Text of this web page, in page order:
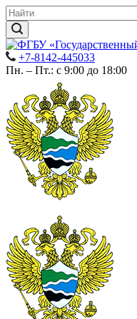
+7-8142-445033
Пн. – Пт.: с 9:00 до 18:00